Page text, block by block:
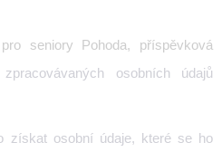
seniory Pohoda, příspěvková
osobních údajů
získat osobní údaje, které se ho